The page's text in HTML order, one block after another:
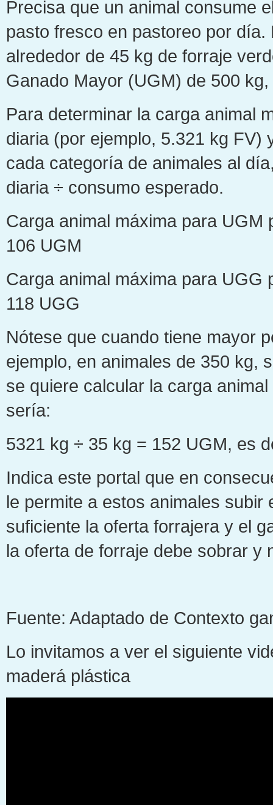
Precisa que un animal consume
pasto fresco en pastoreo por
alrededor de 45 kg de forraje
Ganado Mayor (UGM) de 500
Para determinar la carga animal
diaria (por ejemplo, 5.321 kg FV)
cada categoría de animales al
diaria ÷ consumo esperado.
Carga animal máxima para UGM
106 UGM
Carga animal máxima para UGG
118 UGG
Nótese que cuando tiene mayor
ejemplo, en animales de 350 kg,
se quiere calcular la carga
sería:
5321 kg ÷ 35 kg = 152 UGM, es
Indica este portal que en
le permite a estos animales
suficiente la oferta forrajera y el
la oferta de forraje debe sobrar y
Fuente: Adaptado de Contexto
Lo invitamos a ver el siguiente
maderá plástica